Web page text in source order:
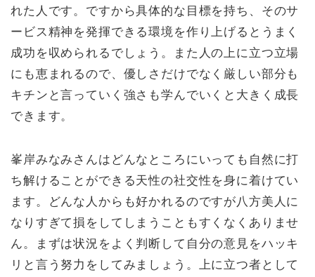
れた人です。ですから具体的な目標を持ち、そのサ
ービス精神を発揮できる環境を作り上げるとうまく
成功を収められるでしょう。また人の上に立つ立場
にも恵まれるので、優しさだけでなく厳しい部分も
キチンと言っていく強さも学んでいくと大きく成長
できます。
峯岸みなみさんはどんなところにいっても自然に打
ち解けることができる天性の社交性を身に着けてい
ます。どんな人からも好かれるのですが八方美人に
なりすぎて損をしてしまうこともすくなくありませ
ん。まずは状況をよく判断して自分の意見をハッキ
リと言う努力をしてみましょう。上に立つ者として